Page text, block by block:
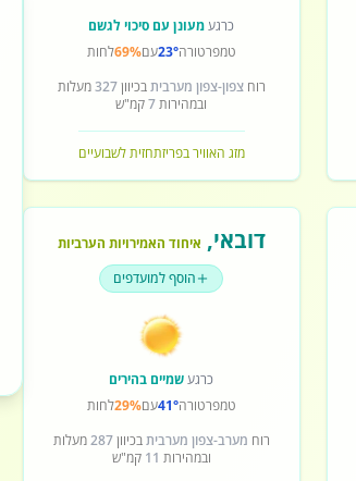
כרגעמעונן עם סיכוי לגשם
טמפרטורה23°עם69%לחות
רוחצפון-צפון מערביתבכיוון327מעלות
ובמהירות7קמ"ש
מזג האוויר בפריזתחזית לשבועיים
דובאי, איחוד האמירויות הערביות
הוסף למועדפים
כרגעשמיים בהירים
טמפרטורה41°עם29%לחות
רוח מערב-צפון מערביתבכיוון287מעלות
ובמהירות 11 קמ"ש